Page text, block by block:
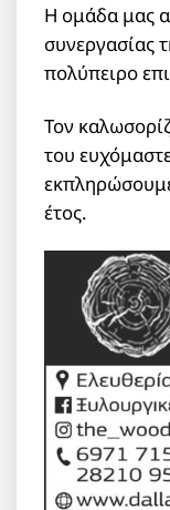
Η ομάδα μας
συνεργασίας
πολύπειρο
Τον
του
έτος.